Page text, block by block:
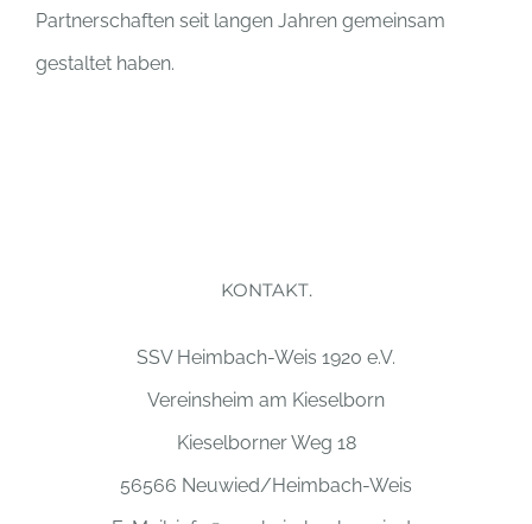
Partnerschaften seit langen Jahren gemeinsam
gestaltet haben.
KONTAKT.
SSV Heimbach-Weis 1920 e.V.
Vereinsheim am Kieselborn
Kieselborner Weg 18
56566 Neuwied/Heimbach-Weis